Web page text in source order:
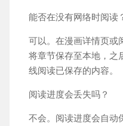
能否在没有网络时阅读
可以。在漫画详情页或
将章节保存至本地，之
线阅读已保存的内容。
阅读进度会丢失吗？
不会。阅读进度会自动